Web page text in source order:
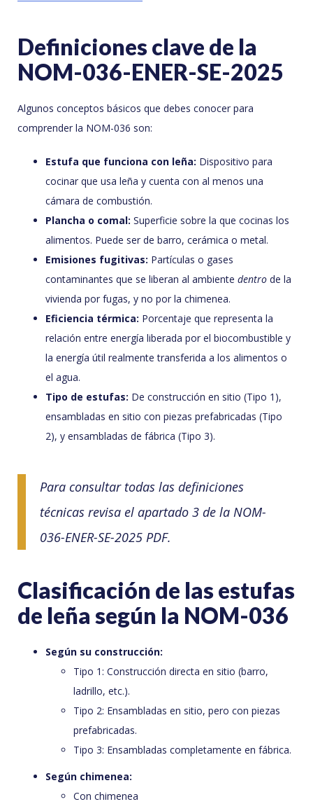
Definiciones clave de la
NOM-036-ENER-SE-2025
Algunos conceptos básicos que debes conocer para
comprender la NOM-036 son:
Estufa que funciona con leña: Dispositivo para
cocinar que usa leña y cuenta con al menos una
cámara de combustión.
Plancha o comal: Superficie sobre la que cocinas los
alimentos. Puede ser de barro, cerámica o metal.
Emisiones fugitivas: Partículas o gases
contaminantes que se liberan al ambiente dentro de la
vivienda por fugas, y no por la chimenea.
Eficiencia térmica: Porcentaje que representa la
relación entre energía liberada por el biocombustible y
la energía útil realmente transferida a los alimentos o
el agua.
Tipo de estufas: De construcción en sitio (Tipo 1),
ensambladas en sitio con piezas prefabricadas (Tipo
2), y ensambladas de fábrica (Tipo 3).
Para consultar todas las definiciones
técnicas revisa el apartado 3 de la NOM-
036-ENER-SE-2025 PDF.
Clasificación de las estufas
de leña según la NOM-036
Según su construcción:
Tipo 1: Construcción directa en sitio (barro,
ladrillo, etc.).
Tipo 2: Ensambladas en sitio, pero con piezas
prefabricadas.
Tipo 3: Ensambladas completamente en fábrica.
Según chimenea:
Con chimenea